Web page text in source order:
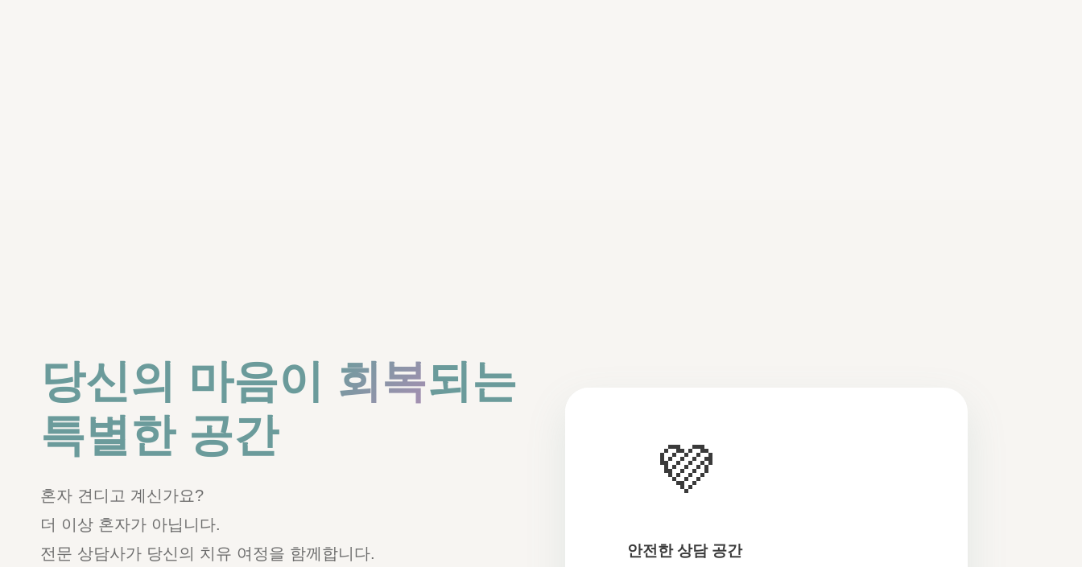
당신의 마음이 회복되는
특별한 공간
혼자 견디고 계신가요?
더 이상 혼자가 아닙니다.
전문 상담사가 당신의 치유 여정을 함께합니다.
💜
안전한 상담 공간